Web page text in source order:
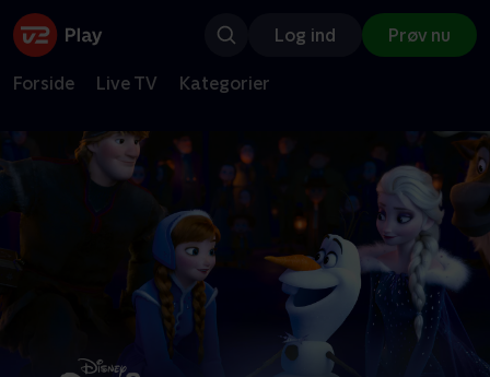
Log ind Prøv nu
Forside Live TV Kategorier